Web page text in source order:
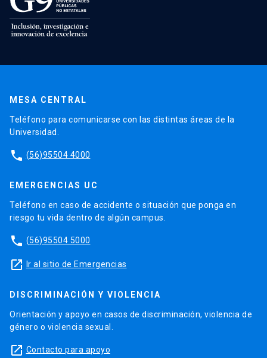
MESA CENTRAL
Teléfono para comunicarse con las distintas áreas de la
Universidad.
phone (56)95504 4000
EMERGENCIAS UC
Teléfono en caso de accidente o situación que ponga en
riesgo tu vida dentro de algún campus.
phone (56)95504 5000
launch Ir al sitio de Emergencias
DISCRIMINACIÓN Y VIOLENCIA
Orientación y apoyo en casos de discriminación, violencia de
género o violencia sexual.
launch Contacto para apoyo